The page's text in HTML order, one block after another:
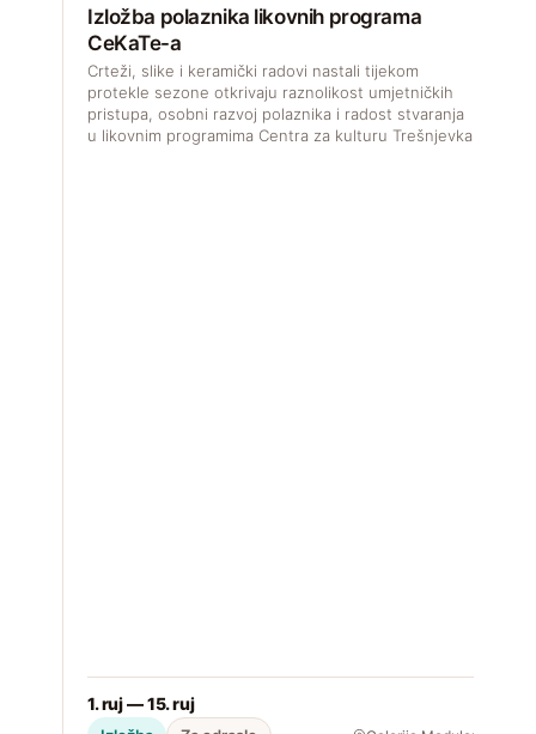
Izložba polaznika likovnih programa
CeKaTe-a
Crteži, slike i keramički radovi nastali tijekom
protekle sezone otkrivaju raznolikost umjetničkih
pristupa, osobni razvoj polaznika i radost stvaranja
u likovnim programima Centra za kulturu Trešnjevka.
1. ruj — 15. ruj